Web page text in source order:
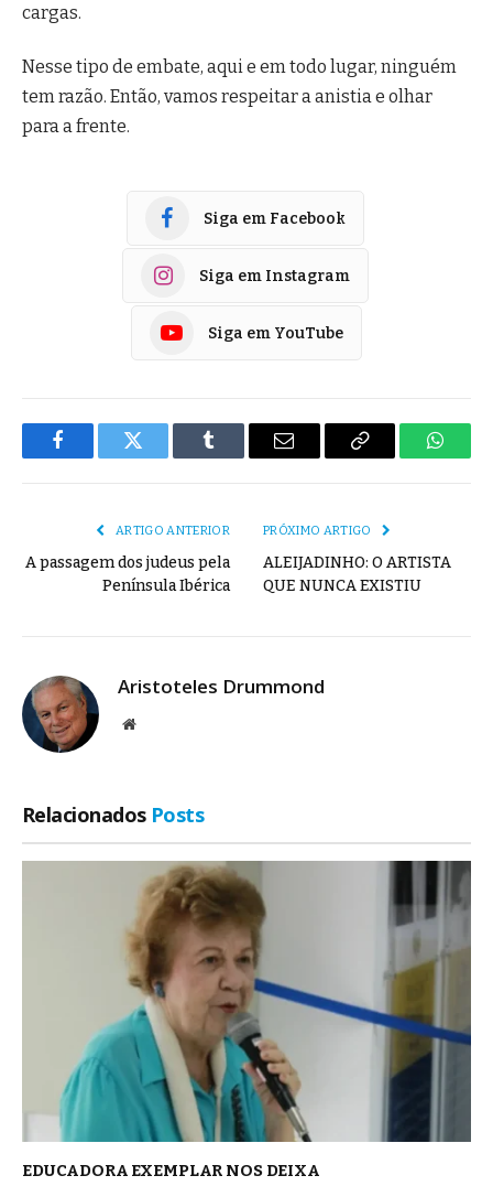
cargas.
Nesse tipo de embate, aqui e em todo lugar, ninguém
tem razão. Então, vamos respeitar a anistia e olhar
para a frente.
Siga em Facebook
Siga em Instagram
Siga em YouTube
FacebookTwitter Tumblr
E-
Copiar
ARTIGO ANTERIOR
A passagem dos judeus pela
Península Ibérica
PRÓXIMO ARTIGO
ALEIJADINHO: O ARTISTA
QUE NUNCA EXISTIU
Aristoteles Drummond
Site
Relacionados Posts
EDUCADORA EXEMPLAR NOS DEIXA